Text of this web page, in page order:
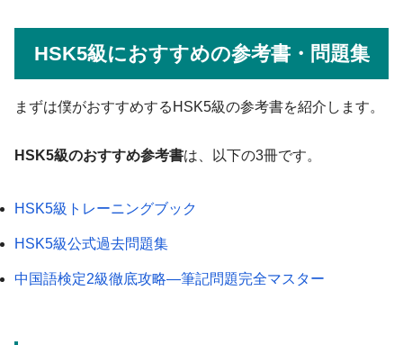
HSK5級におすすめの参考書・問題集
まずは僕がおすすめするHSK5級の参考書を紹介します。
HSK5級のおすすめ参考書は、以下の3冊です。
HSK5級トレーニングブック
HSK5級公式過去問題集
中国語検定2級徹底攻略―筆記問題完全マスター